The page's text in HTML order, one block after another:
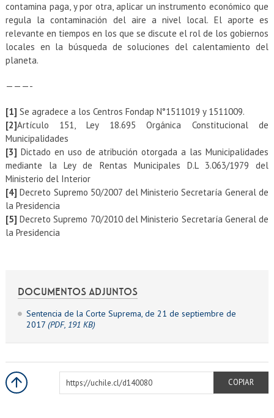
DOCUMENTOS ADJUNTOS
Sentencia de la Corte Suprema, de 21 de septiembre de
2017 (PDF, 191 KB)
contamina paga, y por otra, aplicar un instrumento económico que
regula la contaminación del aire a nivel local. El aporte es
relevante en tiempos en los que se discute el rol de los gobiernos
locales en la búsqueda de soluciones del calentamiento del
planeta.
———-
[1] Se agradece a los Centros Fondap N°1511019 y 1511009.
[2]Artículo 151, Ley 18.695 Orgánica Constitucional de
Municipalidades
[3] Dictado en uso de atribución otorgada a las Municipalidades
mediante la Ley de Rentas Municipales D.L 3.063/1979 del
Ministerio del Interior
[4] Decreto Supremo 50/2007 del Ministerio Secretaría General de
la Presidencia
[5] Decreto Supremo 70/2010 del Ministerio Secretaría General de
la Presidencia
https://uchile.cl/d140080
COPIAR